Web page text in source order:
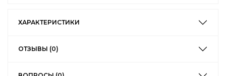
ХАРАКТЕРИСТИКИ
ОТЗЫВЫ (0)